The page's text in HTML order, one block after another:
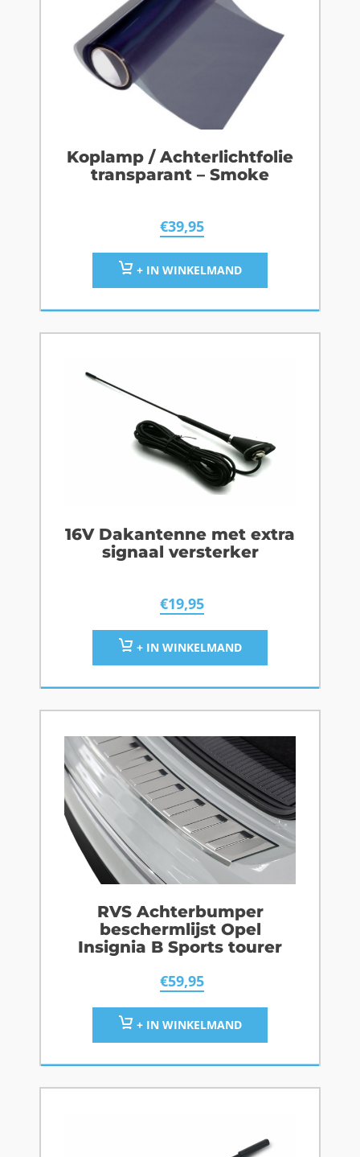
Koplamp / Achterlichtfolie
transparant – Smoke
€39,95
+ IN WINKELMAND
16V Dakantenne met extra
signaal versterker
€19,95
+ IN WINKELMAND
RVS Achterbumper
beschermlijst Opel
Insignia B Sports tourer
€59,95
+ IN WINKELMAND